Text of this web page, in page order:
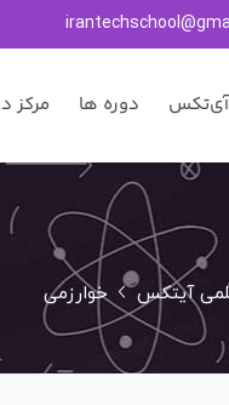
آی‌تکس دوره ها مرکز
آیتکس خوارزمی